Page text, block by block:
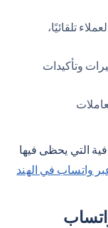
تلقائيًا،
وتأكيدات
التي يحظى فيها
واتساب في الهند